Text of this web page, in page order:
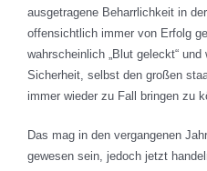
ausgetragene Beharrlichkeit in
offensichtlich immer von Erfolg
wahrscheinlich „Blut geleckt“
Sicherheit, selbst den großen
immer wieder zu Fall bringen zu
Das mag in den vergangenen
gewesen sein, jedoch jetzt